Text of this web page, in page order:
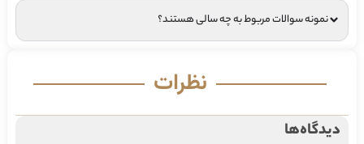
نمونه سوالات مربوط به چه سالی هستند؟
نظرات
دیدگاه‌ها